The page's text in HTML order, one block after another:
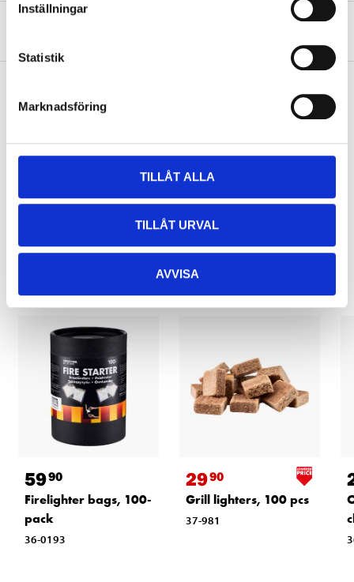
Inställningar
Statistik
Marknadsföring
TILLÅT ALLA
TILLÅT URVAL
AVVISA
Pay & Collect in your local store within 2 hours! For more information
READ MORE
Other customers also bought
5990
Firelighter bags, 100-
pack
36-0193
2990
Grill lighters, 100 pcs
37-981